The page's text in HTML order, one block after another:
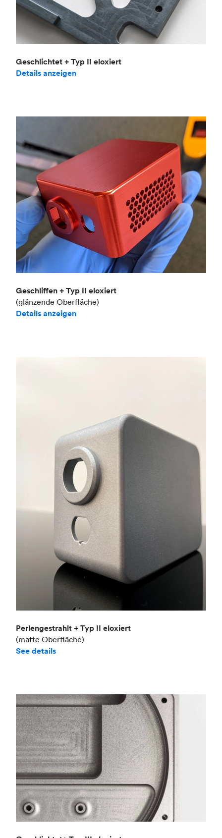
Geschlichtet + Typ II eloxiert
Details anzeigen
Geschliffen + Typ II eloxiert
(glänzende Oberfläche)
Details anzeigen
Perlengestrahlt + Typ II eloxiert
(matte Oberfläche)
See details